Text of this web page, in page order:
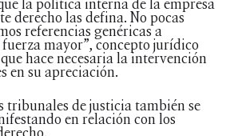
derecho las defina. No pocas
referencias genéricas a
mayor”, concepto jurídico
hace necesaria la intervención
en su apreciación.
tribunales de justicia también se
en relación con los